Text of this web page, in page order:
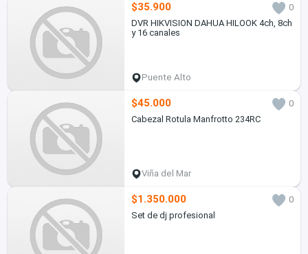
$35.900
0
DVR HIKVISION DAHUA HILOOK 4ch, 8ch
y 16 canales
Puente Alto
$45.000
0
Cabezal Rotula Manfrotto 234RC
Viña del Mar
$1.350.000
0
Set de dj profesional